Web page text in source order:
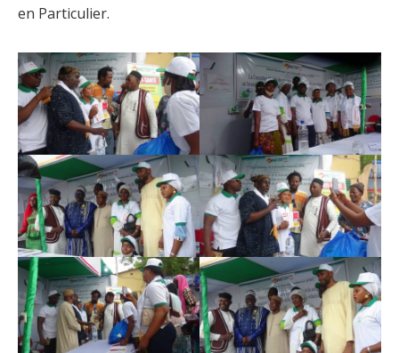
en Particulier.